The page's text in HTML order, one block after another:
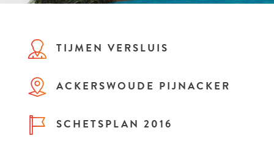
TIJMEN VERSLUIS
ACKERSWOUDE PIJNACKER
SCHETSPLAN 2016